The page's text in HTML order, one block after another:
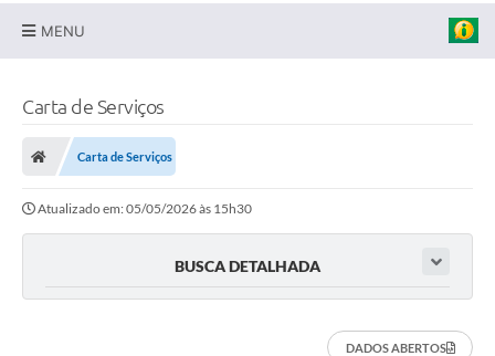
MENU
Legislação
Carta de Serviços
Carta de Serviços
Carta de Serviços
Atualizado em: 05/05/2026 às 15h30
BUSCA DETALHADA
DADOS ABERTOS